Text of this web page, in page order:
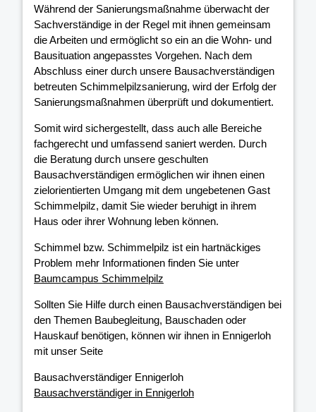
Während der Sanierungsmaßnahme überwacht der
Sachverständige in der Regel mit ihnen gemeinsam
die Arbeiten und ermöglicht so ein an die Wohn- und
Bausituation angepasstes Vorgehen. Nach dem
Abschluss einer durch unsere Bausachverständigen
betreuten Schimmelpilzsanierung, wird der Erfolg der
Sanierungsmaßnahmen überprüft und dokumentiert.
Somit wird sichergestellt, dass auch alle Bereiche
fachgerecht und umfassend saniert werden. Durch
die Beratung durch unsere geschulten
Bausachverständigen ermöglichen wir ihnen einen
zielorientierten Umgang mit dem ungebetenen Gast
Schimmelpilz, damit Sie wieder beruhigt in ihrem
Haus oder ihrer Wohnung leben können.
Schimmel bzw. Schimmelpilz ist ein hartnäckiges
Problem mehr Informationen finden Sie unter
Baumcampus Schimmelpilz
Sollten Sie Hilfe durch einen Bausachverständigen bei
den Themen Baubegleitung, Bauschaden oder
Hauskauf benötigen, können wir ihnen in Ennigerloh
mit unser Seite
Bausachverständiger Ennigerloh
Bausachverständiger in Ennigerloh